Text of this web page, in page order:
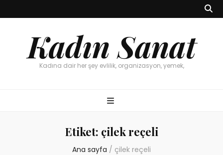
Kadın Sanat
Kadına dair her şey evlilik, organizasyon, yemek,
Etiket: çilek reçeli
Ana sayfa / çilek reçeli